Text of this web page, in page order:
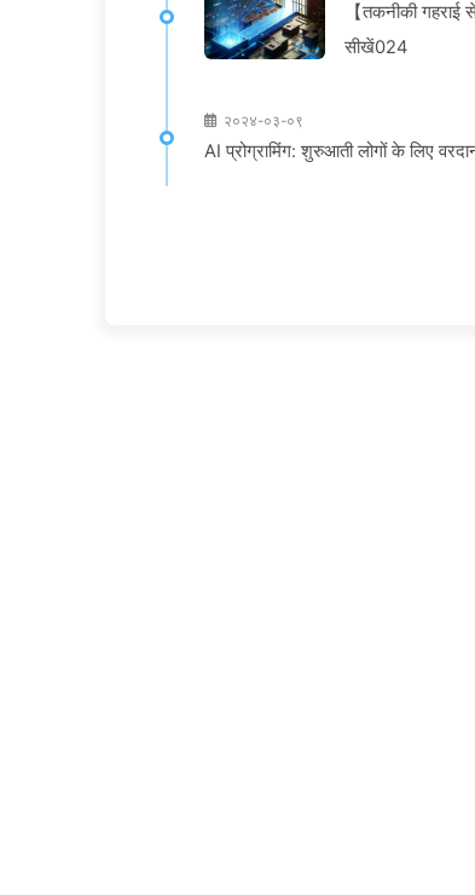
【तकनीकी
सीखें024
२०२४-०३-०९
AI प्रोग्रामिंग: शुरुआती लोगों के लिए